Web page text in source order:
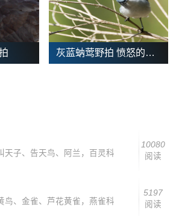
灰蓝蚋莺野拍 愤怒的小鸟
天子、告天鸟、阿兰，百灵科
10080
阅读
鸟、金雀、芦花黄雀，燕雀科
5197
阅读